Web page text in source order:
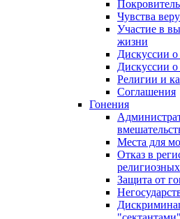
Чувства
Участие в
жизни
Дискуссии о
Дискуссии
Религии и
Соглашения
Гонения
Места для
Отказ в
Защита от